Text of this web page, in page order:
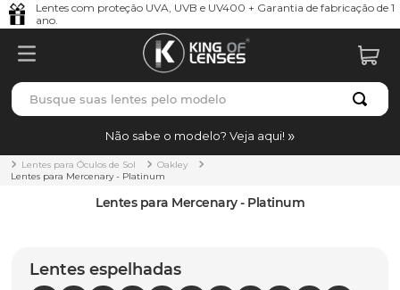
Lentes com proteção UVA, UVB e UV400 + Garantia de fabricação de 1
ano.
Busque suas lentes pelo modelo
Não sabe o modelo? Veja aqui!
Lentes para Óculos de Sol
Oakley
Lentes para Mercenary - Platinum
Lentes para Mercenary - Platinum
Lentes espelhadas
TERMOS MAIS BUSCADOS
1º borrachas
holbrook